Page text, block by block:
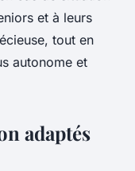
et à leurs
tout en
autonome et
adaptés